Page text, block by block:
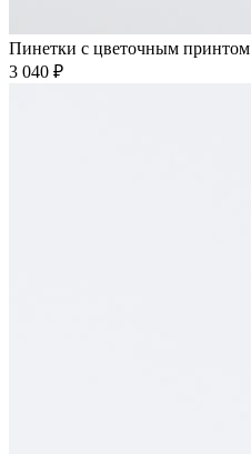
Пинетки с цветочным принтом
3 040 ₽